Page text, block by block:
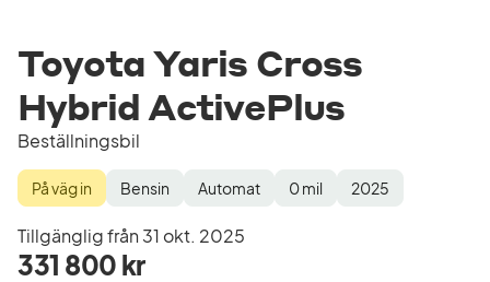
Toyota Yaris Cross
Hybrid ActivePlus
Beställningsbil
Lagerstatus
På väg in
Drivmedel Bensin
Växellåda Automat
Mätarställning 0mil
Modellår 2025
Tillgänglig från 31 okt. 2025
331 800 kr